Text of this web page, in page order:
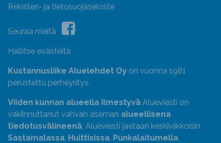
Rekisteri- ja tietosuojaseloste
Seuraa meitä
Hallitse evästeitä
Kustannusliike Aluelehdet Oy on vuonna 1981
perustettu perheyritys.
Viiden kunnan alueella ilmestyvä Alueviesti on
vakiinnuttanut vahvan aseman alueellisena
tiedotusvälineenä. Alueviesti jaetaan keskiviikkoisin
Sastamalassa, Huittisissa, Punkalaitumella,